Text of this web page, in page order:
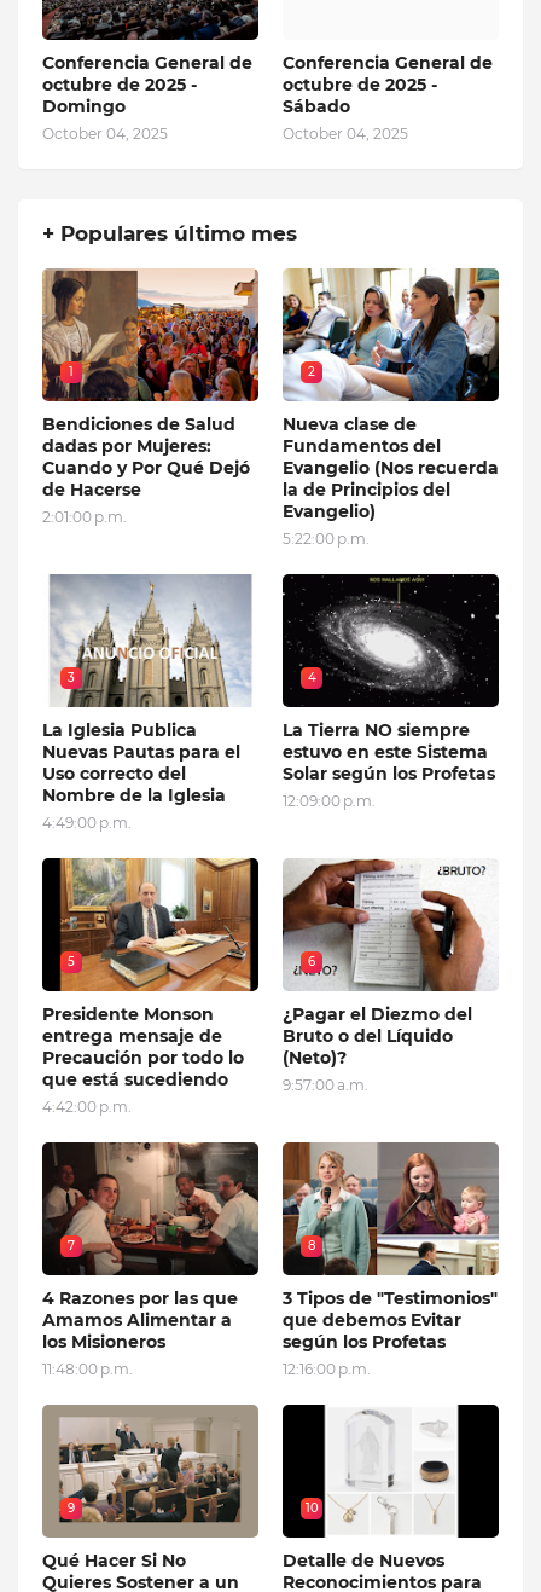
Conferencia General de
octubre de 2025 -
Domingo
October 04, 2025
Conferencia General de
octubre de 2025 -
Sábado
October 04, 2025
+ Populares último mes
1
Bendiciones de Salud
dadas por Mujeres:
Cuando y Por Qué Dejó
de Hacerse
2:01:00 p.m.
2
Nueva clase de
Fundamentos del
Evangelio (Nos recuerda
la de Principios del
Evangelio)
5:22:00 p.m.
3
La Iglesia Publica
Nuevas Pautas para el
Uso correcto del
Nombre de la Iglesia
4:49:00 p.m.
4
La Tierra NO siempre
estuvo en este Sistema
Solar según los Profetas
12:09:00 p.m.
5
Presidente Monson
entrega mensaje de
Precaución por todo lo
que está sucediendo
4:42:00 p.m.
6
¿Pagar el Diezmo del
Bruto o del Líquido
(Neto)?
9:57:00 a.m.
7
4 Razones por las que
Amamos Alimentar a
los Misioneros
11:48:00 p.m.
8
3 Tipos de "Testimonios"
que debemos Evitar
según los Profetas
12:16:00 p.m.
9
Qué Hacer Si No
Quieres Sostener a un
10
Detalle de Nuevos
Reconocimientos para